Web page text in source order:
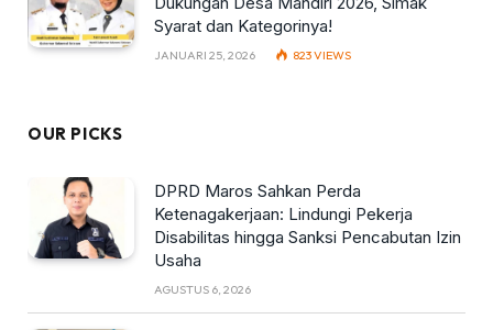
Syarat dan Kategorinya!
JANUARI 25, 2026 823VIEWS
OUR PICKS
DPRD Maros Sahkan Perda
Ketenagakerjaan: Lindungi Pekerja
Disabilitas hingga Sanksi Pencabutan Izin
Usaha
AGUSTUS 6, 2026